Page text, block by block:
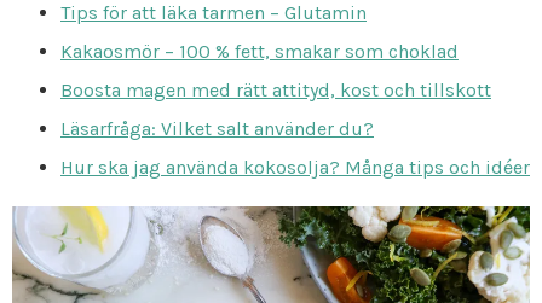
Tips för att läka tarmen – Glutamin
Kakaosmör – 100 % fett, smakar som choklad
Boosta magen med rätt attityd, kost och tillskott
Läsarfråga: Vilket salt använder du?
Hur ska jag använda kokosolja? Många tips och idéer